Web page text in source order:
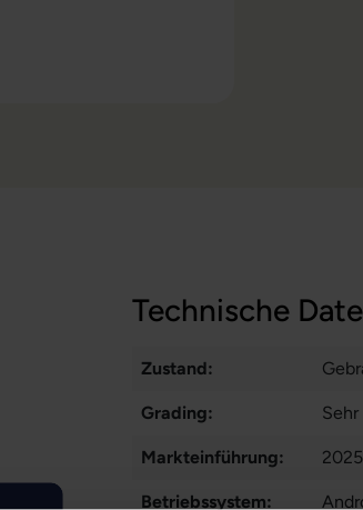
Technische
Zustand:
Grading:
Markteinführung: 2025
Betriebssystem: